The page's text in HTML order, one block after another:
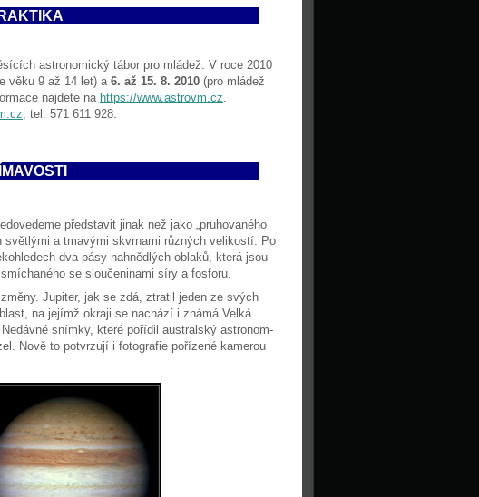
astronomický tábor pro mládež. V roce 2010
věku 9 až 14 let) a 6. až 15. 8. 2010 (pro mládež
najdete na https://www.astrovm.cz.
, tel. 571 611 928.
představit jinak než jako „pruhovaného
světlými a tmavými skvrnami různých velikostí. Po
dva pásy nahnědlých oblaků, která jsou
se sloučeninami síry a fosforu.
Jupiter, jak se zdá, ztratil jeden ze svých
na jejímž okraji se nachází i známá Velká
snímky, které pořídil australský astronom-
Nově to potvrzují i fotografie pořízené kamerou